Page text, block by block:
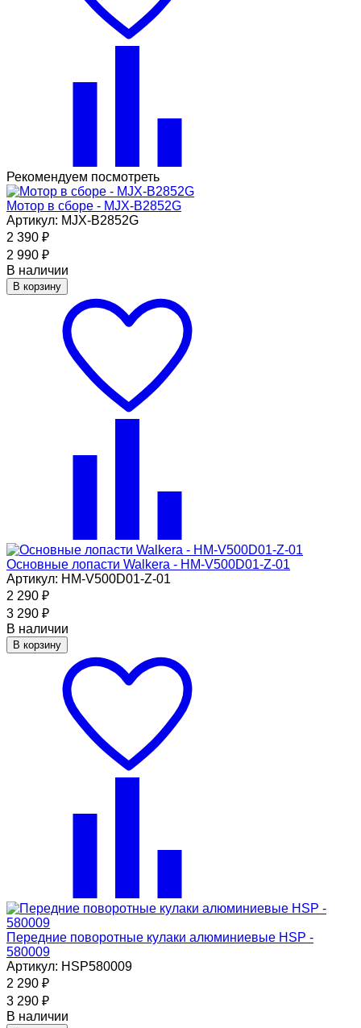
Рекомендуем посмотреть
Мотор в сборе - MJX-B2852G
Артикул: MJX-B2852G
2 390 ₽
2 990 ₽
В наличии
В корзину
Основные лопасти Walkera - HM-V500D01-Z-01
Артикул: HM-V500D01-Z-01
2 290 ₽
3 290 ₽
В наличии
В корзину
Передние поворотные кулаки алюминиевые HSP -
580009
Артикул: HSP580009
2 290 ₽
3 290 ₽
В наличии